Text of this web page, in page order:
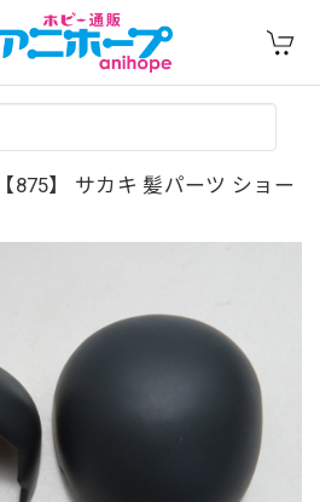
875】 サカキ 髪パーツ ショー